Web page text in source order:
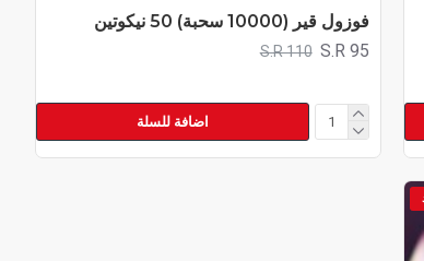
فوزول قير (10000 سحبة) 50 نيكوتين
S.R 95
S.R 110
اضافة للسلة